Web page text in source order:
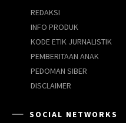
REDAKSI
INFO PRODUK
KODE ETIK JURNALISTIK
PEMBERITAAN ANAK
PEDOMAN SIBER
DISCLAIMER
SOCIAL NETWORKS